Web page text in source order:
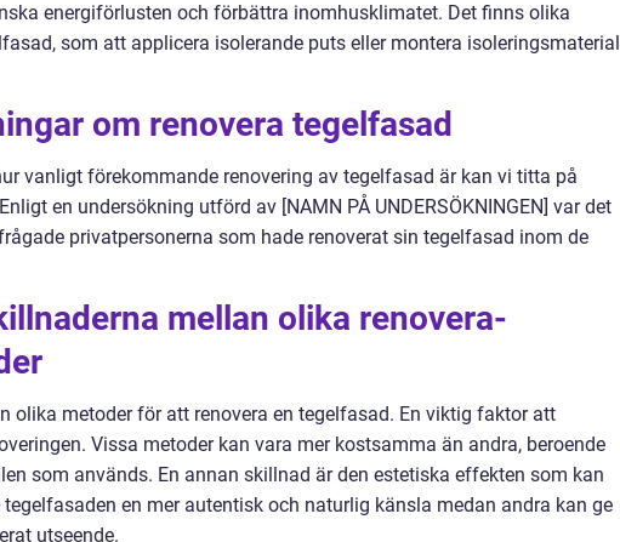
energiförlusten och förbättra inomhusklimatet. Det finns olika
som att applicera isolerande puts eller montera isoleringsmaterial
om renovera tegelfasad
vanligt förekommande renovering av tegelfasad är kan vi titta på
en undersökning utförd av [NAMN PÅ UNDERSÖKNINGEN] var det
privatpersonerna som hade renoverat sin tegelfasad inom de
mellan olika renovera-
olika metoder för att renovera en tegelfasad. En viktig faktor att
Vissa metoder kan vara mer kostsamma än andra, beroende
som används. En annan skillnad är den estetiska effekten som kan
en mer autentisk och naturlig känsla medan andra kan ge
utseende.